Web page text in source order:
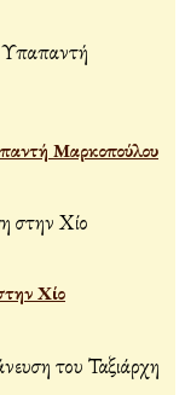
Μαρκοπούλου
Χίο